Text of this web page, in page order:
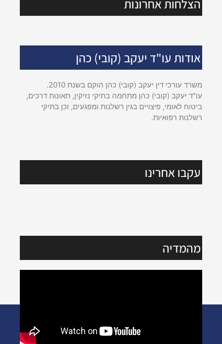
הצלחות אחרונות
אודות עו"ד יעקב (קובי) כהן
משרד עורכי דין יעקב (קובי) כהן הוקם בשנת 2010.
עו"ד יעקב (קובי) כהן מתחמה בתיקי נזיקין, תאונות דרכים,
ביטוח לאומי, פיצויים בגין רשלנות ומפגעים, וכן בתיקי
רשלנות רפואיות.
עקבו אחרינו
מהמדיה